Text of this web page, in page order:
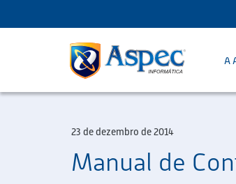
A
23 de dezembro de 2014
Manual de